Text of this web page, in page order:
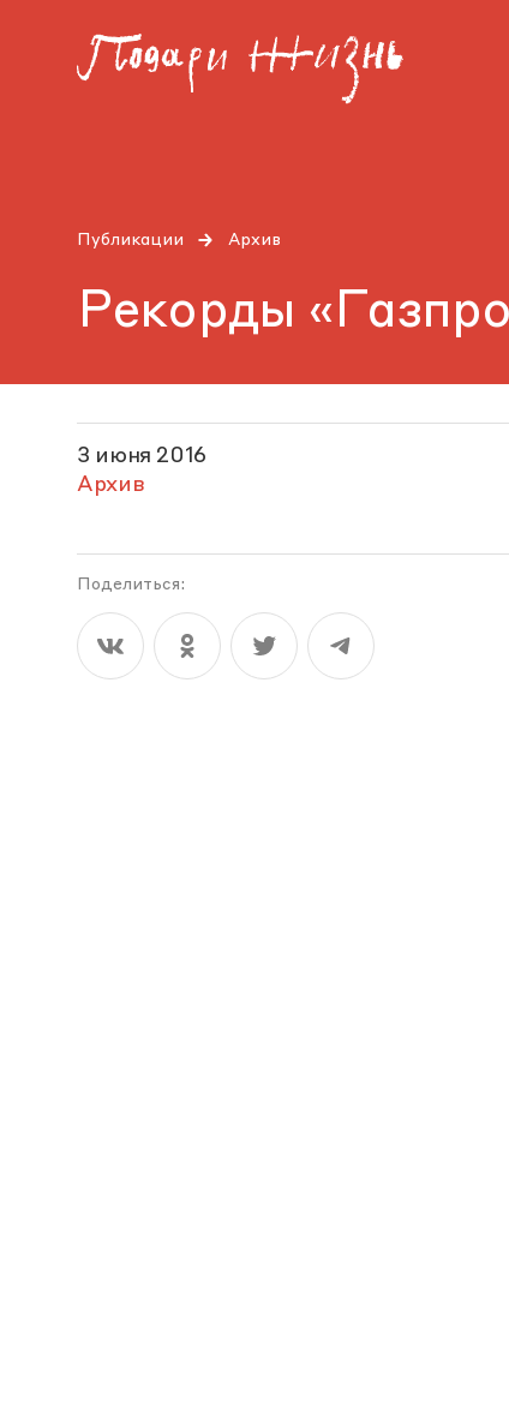
Публикации Архив
Рекорды
3 июня 2016
Архив
Поделиться: